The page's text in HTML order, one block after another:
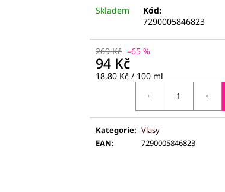
Skladem
Kód:
7290005846823
269 Kč –65 %
94 Kč
Měrná
18,80 Kč / 100 ml
Kategorie: Vlasy
EAN: 7290005846823